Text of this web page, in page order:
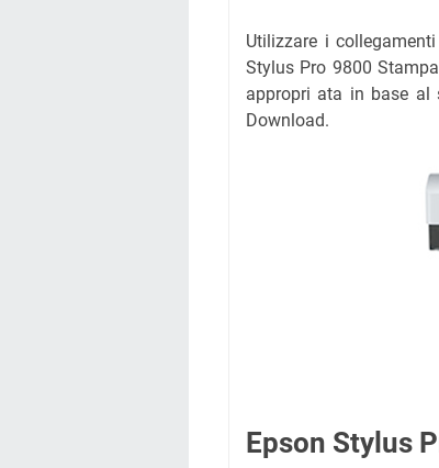
Utilizzare i
Stylus Pro 9800
appropri ata in base al
Download.
Epson Stylus